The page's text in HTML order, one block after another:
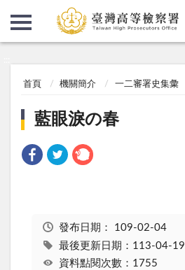
首頁 機關簡介 一二審署史集彙
藍眼淚の春
發布日期： 109-02-04
最後更新日期：113-04-19
資料點閱次數：1755